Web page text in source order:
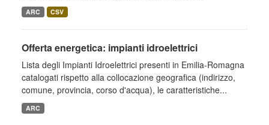
ARC CSV
Offerta energetica: impianti idroelettrici
Lista degli Impianti Idroelettrici presenti in Emilia-Romagna
catalogati rispetto alla collocazione geografica (indirizzo,
comune, provincia, corso d'acqua), le caratteristiche...
ARC